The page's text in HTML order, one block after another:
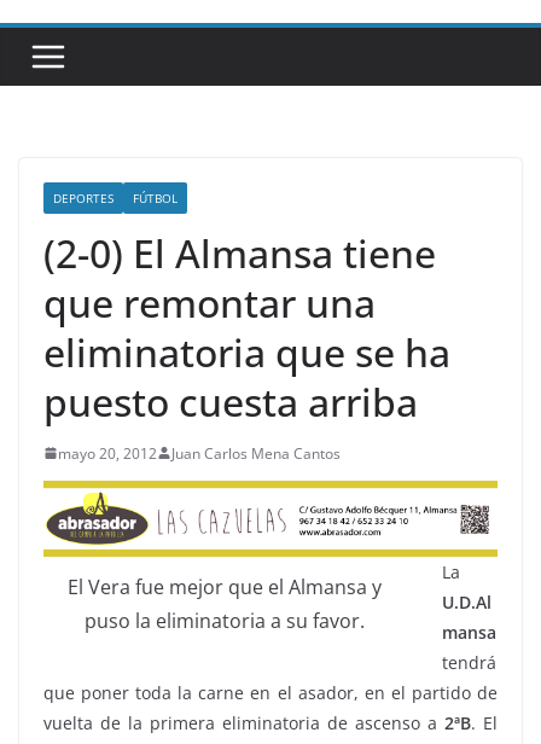
DEPORTES FÚTBOL
(2-0) El Almansa tiene
que remontar una
eliminatoria que se ha
puesto cuesta arriba
mayo 20, 2012 Juan Carlos Mena Cantos
El Vera fue mejor que el Almansa y
puso la eliminatoria a su favor.
La
U.D.Al
mansa
tendrá
que poner toda la carne en el asador, en el partido de
vuelta de la primera eliminatoria de ascenso a 2ªB. El